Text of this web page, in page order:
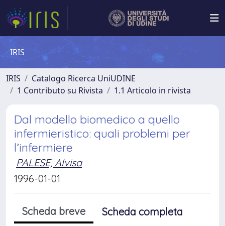
IRIS
IRIS
Catalogo Ricerca UniUDINE
1 Contributo su Rivista
1.1 Articolo in rivista
Dal modello biomedico a quello
infermieristico: quali problemi per
l’infermiere
PALESE, Alvisa
1996-01-01
Scheda breve
Scheda completa